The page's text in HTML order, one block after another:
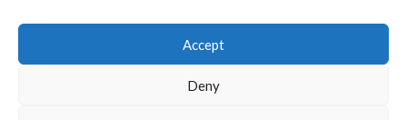
Accept
Deny
Copyright © 2025 Apsynergy